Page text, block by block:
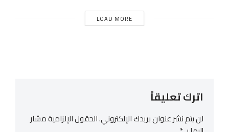
LOAD MORE
اترك تعليقاً
لن يتم نشر عنوان بريدك الإلكتروني.الحقول الإلزامية مشار